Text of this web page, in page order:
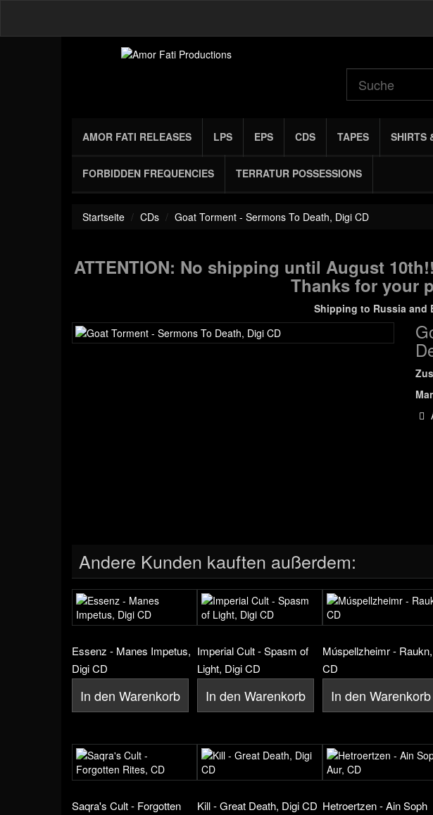
AMOR FATI RELEASES LPS EPS CDS TAPES SHIRTS
FORBIDDEN FREQUENCIES TERRATUR POSSESSIONS
Startseite CDs Goat Torment - Sermons To Death, Digi CD
ATTENTION: No shipping until August
Thanks for your
Shipping to Russia and
Andere Kunden kauften außerdem:
Essenz - Manes Impetus,
Digi CD
In den Warenkorb
Imperial Cult - Spasm of
Light, Digi CD
In den Warenkorb
Múspellzheimr - Raukn,
CD
In den Warenkorb
Saqra's Cult - Forgotten
Kill - Great Death, Digi CD Hetroertzen - Ain Soph